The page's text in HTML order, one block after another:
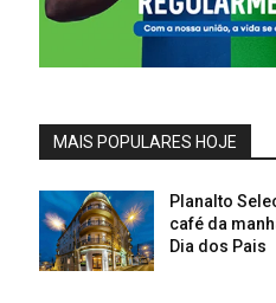
MAIS POPULARES HOJE
Planalto
café da
Dia dos Pais